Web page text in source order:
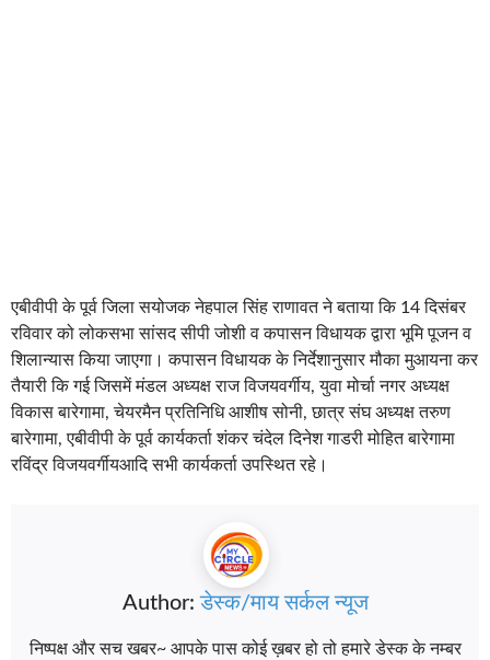
एबीवीपी के पूर्व जिला सयोजक नेहपाल सिंह राणावत ने बताया कि 14 दिसंबर
रविवार को लोकसभा सांसद सीपी जोशी व कपासन विधायक द्वारा भूमि पूजन व
शिलान्यास किया जाएगा। कपासन विधायक के निर्देशानुसार मौका मुआयना कर
तैयारी कि गई जिसमें मंडल अध्यक्ष राज विजयवर्गीय, युवा मोर्चा नगर अध्यक्ष
विकास बारेगामा, चेयरमैन प्रतिनिधि आशीष सोनी, छात्र संघ अध्यक्ष तरुण
बारेगामा, एबीवीपी के पूर्व कार्यकर्ता शंकर चंदेल दिनेश गाडरी मोहित बारेगामा
रविंद्र विजयवर्गीयआदि सभी कार्यकर्ता उपस्थित रहे।
Author:डेस्क/माय सर्कल न्यूज
निष्पक्ष और सच खबर~ आपके पास कोई ख़बर हो तो हमारे डेस्क के नम्बर